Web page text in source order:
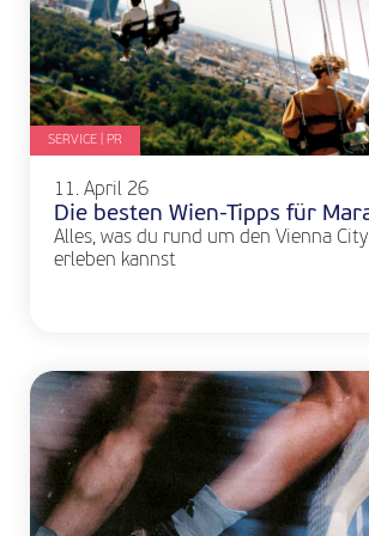
SERVICE | PR
11. April 26
Die besten Wien-Tipps für
Alles, was du rund um den Vienna
erleben kannst